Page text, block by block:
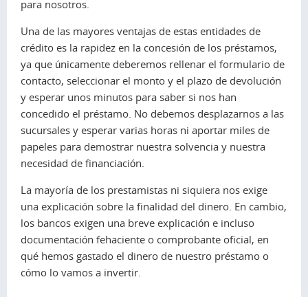
para nosotros.
Una de las mayores ventajas de estas entidades de
crédito es la rapidez en la concesión de los préstamos,
ya que únicamente deberemos rellenar el formulario de
contacto, seleccionar el monto y el plazo de devolución
y esperar unos minutos para saber si nos han
concedido el préstamo. No debemos desplazarnos a las
sucursales y esperar varias horas ni aportar miles de
papeles para demostrar nuestra solvencia y nuestra
necesidad de financiación.
La mayoría de los prestamistas ni siquiera nos exige
una explicación sobre la finalidad del dinero. En cambio,
los bancos exigen una breve explicación e incluso
documentación fehaciente o comprobante oficial, en
qué hemos gastado el dinero de nuestro préstamo o
cómo lo vamos a invertir.